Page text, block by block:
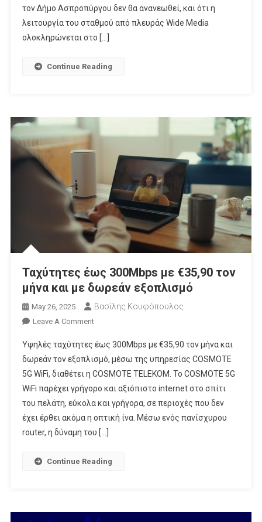
Για
Το
Attica
τον Δήμο Ασπροπύργου δεν θα ανανεωθεί, και ότι η
λειτουργία του σταθμού από πλευράς Wide Media
ολοκληρώνεται στο […]
Continue Reading
Ταχύτητες έως 300Mbps με €35,90 τον
μήνα και με δωρεάν εξοπλισμό
May 26, 2025 Βασίλης Κουφόπουλος
Leave A CommentOn
Έως
300Mbps
Με
€35,90
Τον
Μήνα
Και
Υψηλές ταχύτητες έως 300Mbps με €35,90 τον μήνα και
δωρεάν τον εξοπλισμό, μέσω της υπηρεσίας COSMOTE
5G WiFi, διαθέτει η COSMOTE TELEKOM. Το COSMOTE 5G
WiFi παρέχει γρήγορο και αξιόπιστο internet στο σπίτι
του πελάτη, εύκολα και γρήγορα, σε περιοχές που δεν
έχει έρθει ακόμα η οπτική ίνα. Μέσω ενός πανίσχυρου
router, η δύναμη του […]
Continue Reading